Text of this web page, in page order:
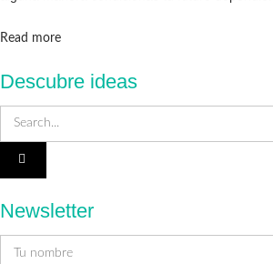
Read moreDetails
Descubre ideas
Newsletter